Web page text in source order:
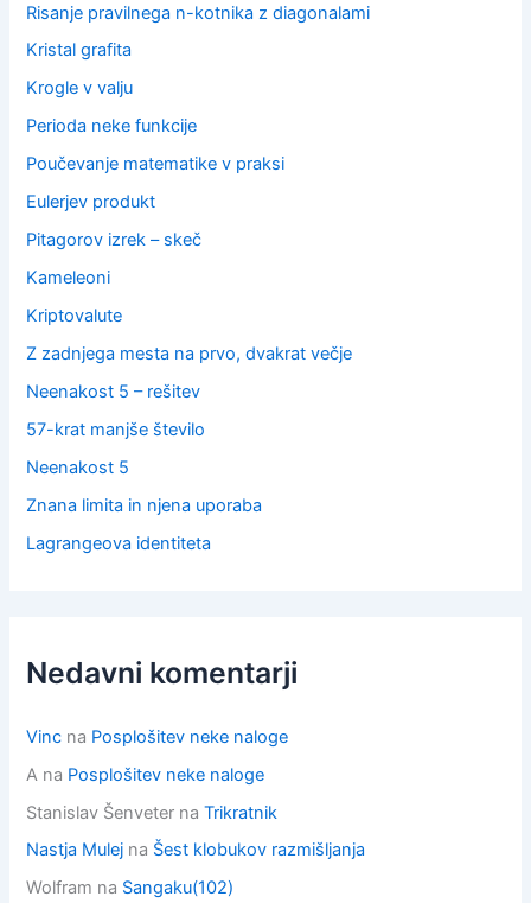
Risanje pravilnega n-kotnika z diagonalami
Kristal grafita
Krogle v valju
Perioda neke funkcije
Poučevanje matematike v praksi
Eulerjev produkt
Pitagorov izrek – skeč
Kameleoni
Kriptovalute
Z zadnjega mesta na prvo, dvakrat večje
Neenakost 5 – rešitev
57-krat manjše število
Neenakost 5
Znana limita in njena uporaba
Lagrangeova identiteta
Nedavni komentarji
Vinc na Posplošitev neke naloge
A na Posplošitev neke naloge
Stanislav Šenveter naTrikratnik
Nastja Mulej na Šest klobukov razmišljanja
Wolfram na Sangaku(102)